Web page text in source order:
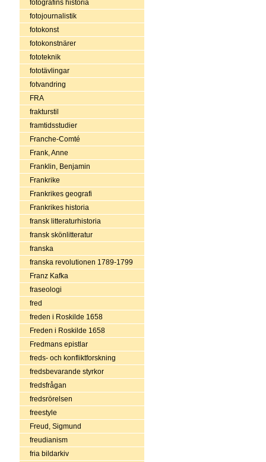
fotografins historia
fotojournalistik
fotokonst
fotokonstnärer
fototeknik
fototävlingar
fotvandring
FRA
frakturstil
framtidsstudier
Franche-Comté
Frank, Anne
Franklin, Benjamin
Frankrike
Frankrikes geografi
Frankrikes historia
fransk litteraturhistoria
fransk skönlitteratur
franska
franska revolutionen 1789-1799
Franz Kafka
fraseologi
fred
freden i Roskilde 1658
Freden i Roskilde 1658
Fredmans epistlar
freds- och konfliktforskning
fredsbevarande styrkor
fredsfrågan
fredsrörelsen
freestyle
Freud, Sigmund
freudianism
fria bildarkiv